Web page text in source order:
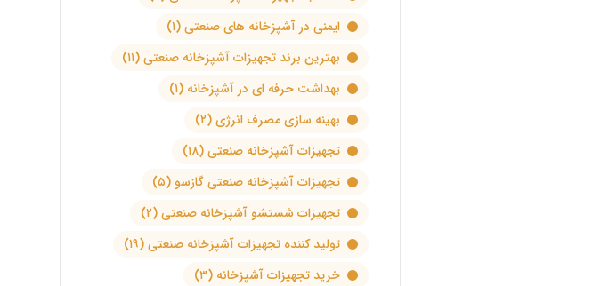
ایمنی در آشپزخانه های صنعتی(۱)
بهترین برند تجهیزات آشپزخانه صنعتی(۱۱)
بهداشت حرفه ای در آشپزخانه (۱)
بهینه سازی مصرف انرژی(۲)
تجهیزات آشپزخانه صنعتی(۱۸)
تجهیزات آشپزخانه صنعتی گازسو (۵)
تجهیزات شستشو آشپزخانه صنعتی(۲)
تولید کننده تجهیزات آشپزخانه صنعتی(۱۹)
خرید تجهیزات آشپزخانه (۳)